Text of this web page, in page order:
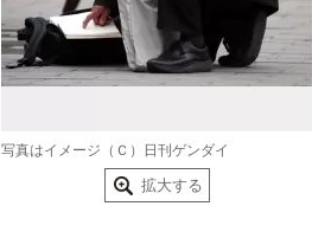
写真はイメージ（Ｃ）日刊ゲンダイ
拡大する